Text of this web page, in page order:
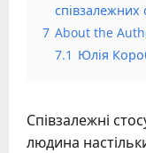
співзалежних
7 About the
7.1 Юлія
Співзалежні
людина